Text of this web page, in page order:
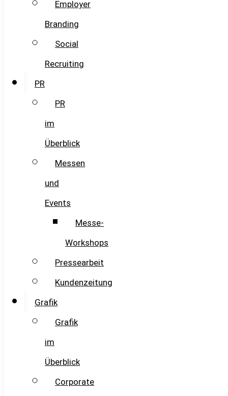
Employer
Branding
Social
Recruiting
PR
PR
im
Überblick
Messen
und
Events
Messe-
Workshops
Pressearbeit
Kundenzeitung
Grafik
Grafik
im
Überblick
Corporate